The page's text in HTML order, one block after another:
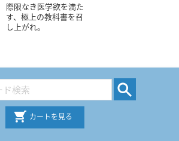
際限なき医学欲を満た
す、極上の教科書を召
し上がれ。
カートを見る